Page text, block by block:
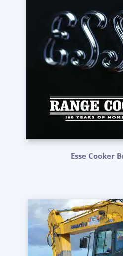
Esse Cooker